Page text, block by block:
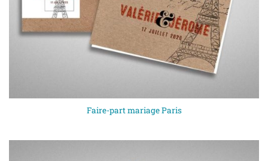
Faire-part mariage Paris